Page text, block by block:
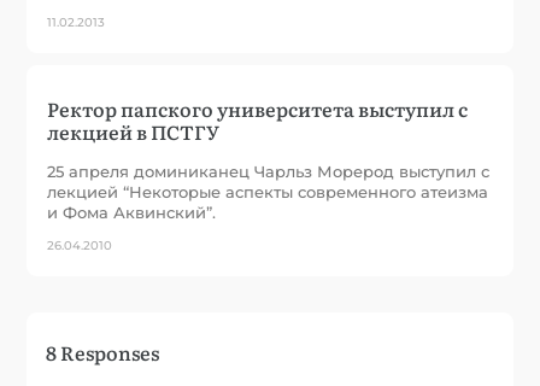
11.02.2013
Ректор папского университета выступил с
лекцией в ПСТГУ
25 апреля доминиканец Чарльз Морерод выступил с
лекцией “Некоторые аспекты современного атеизма
и Фома Аквинский”.
26.04.2010
8 Responses